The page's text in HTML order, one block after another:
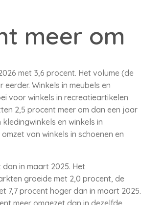
meer om
met 3,6 procent. Het volume (de
Winkels in meubels en
voor winkels in recreatieartikelen
2,5 procent meer om dan een jaar
en winkels in
van winkels in schoenen en
in maart 2025. Het
groeide met 2,0 procent, de
7,7 procent hoger dan in maart 2025.
meer omgezet dan in dezelfde